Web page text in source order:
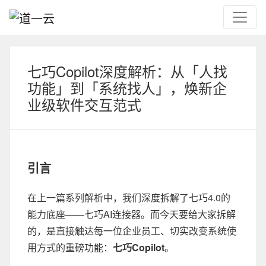
七巧Copilot深度解析：从「人找
功能」到「系统找人」，焕新企
业级软件交互范式
引言
在上一篇系列解析中，我们深度拆解了七巧4.0的
能力底座——七巧AI连接器。而今天要给大家拆解
的，是直接触达每一位企业员工、 切实改变系统使
用方式的重磅功能： 七巧Copilot。